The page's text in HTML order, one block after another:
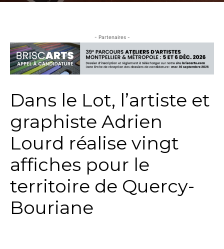
- Partenaires -
Dans le Lot, l’artiste et
graphiste Adrien
Lourd réalise vingt
affiches pour le
territoire de Quercy-
Bouriane